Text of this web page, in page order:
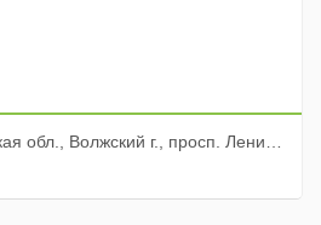
обл., Волжский г., просп. Ленина, 78